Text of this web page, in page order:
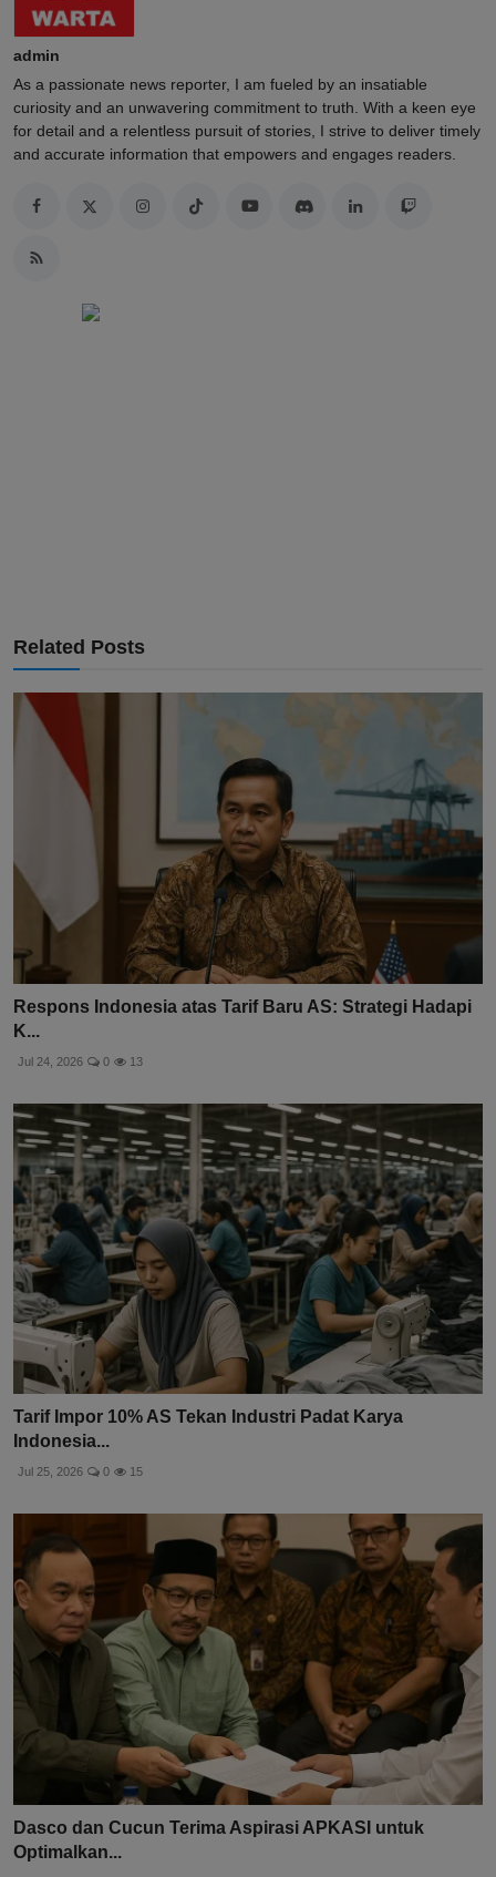
admin
As a passionate news reporter, I am fueled by an insatiable
curiosity and an unwavering commitment to truth. With a keen eye
for detail and a relentless pursuit of stories, I strive to deliver timely
and accurate information that empowers and engages readers.
Related Posts
Respons Indonesia atas Tarif Baru AS: Strategi Hadapi
K...
Jul 24, 2026 0 13
Tarif Impor 10% AS Tekan Industri Padat Karya
Indonesia...
Jul 25, 2026 0 15
Dasco dan Cucun Terima Aspirasi APKASI untuk
Optimalkan...